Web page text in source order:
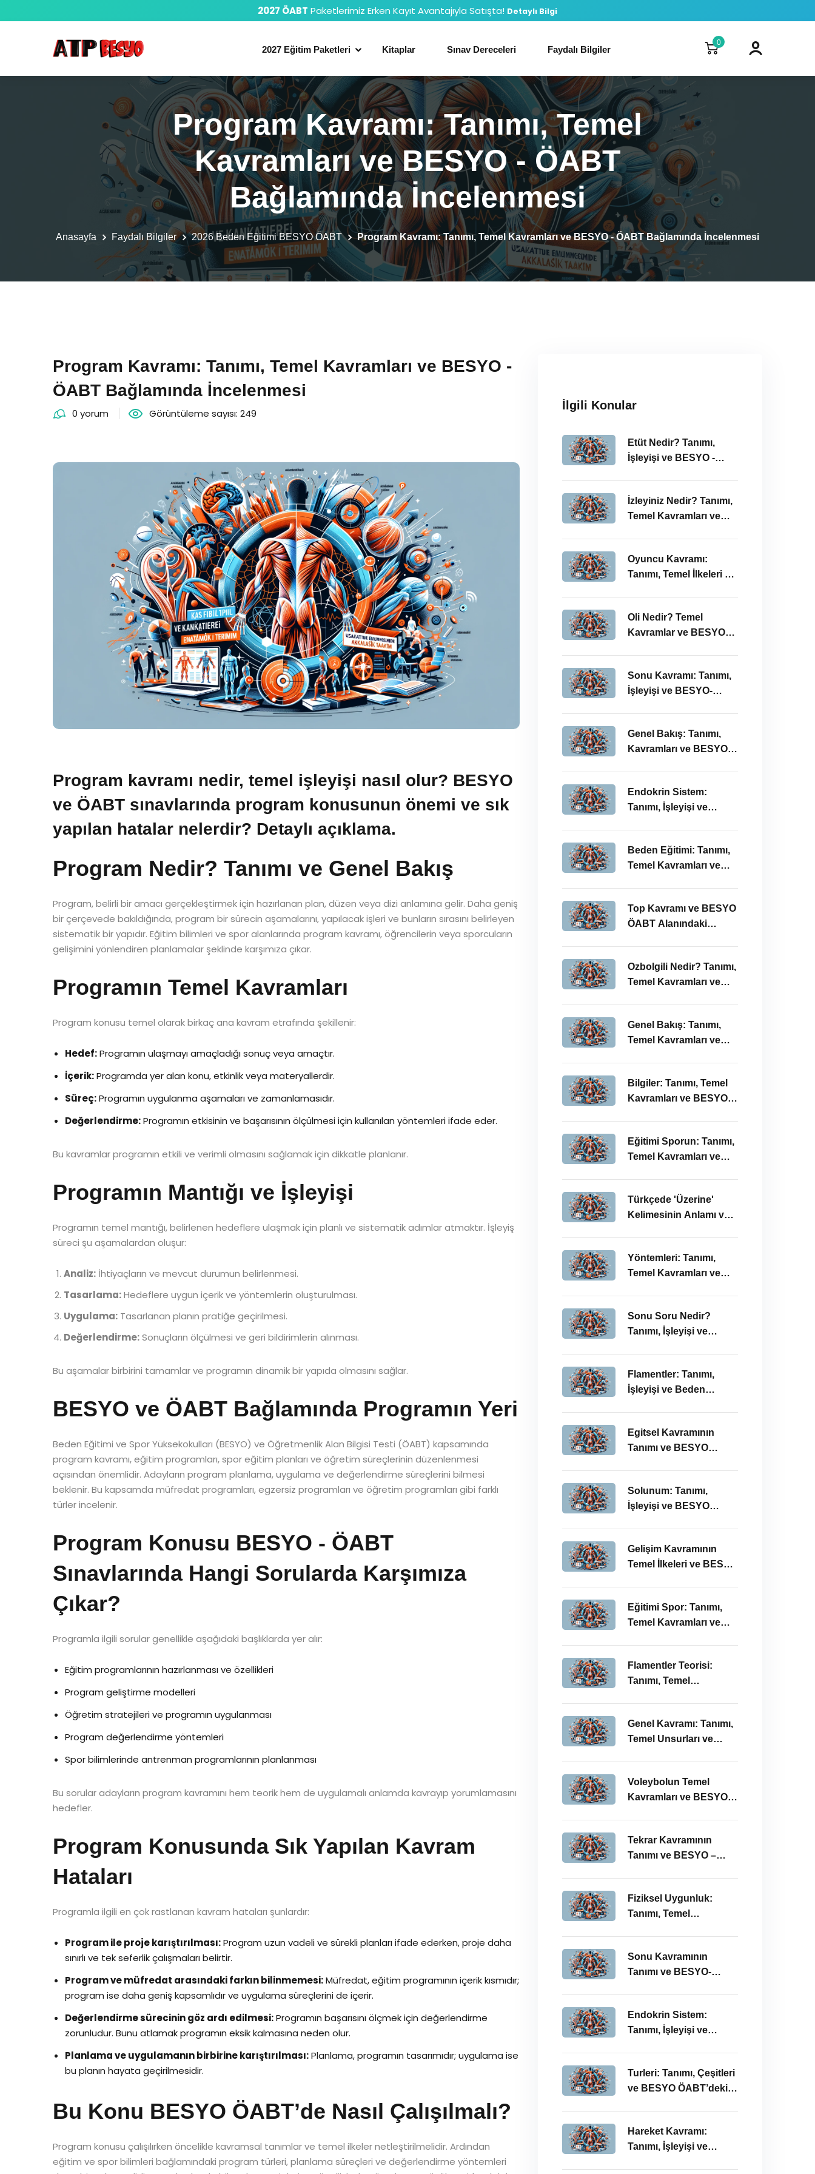
2027 ÖABT Paketlerimiz Erken Kayıt Avantajıyla Satışta! Detaylı Bilgi
2027 Eğitim Paketleri Kitaplar Sınav Dereceleri Faydalı Bilgiler
0
Program Kavramı: Tanımı, Temel
Kavramları ve BESYO - ÖABT
Bağlamında İncelenmesi
Anasayfa Faydalı Bilgiler 2026 Beden Eğitimi BESYO ÖABT Program Kavramı: Tanımı, Temel Kavramları ve BESYO - ÖABT Bağlamında İncelenmesi
Program Kavramı: Tanımı, Temel Kavramları ve BESYO -
ÖABT Bağlamında İncelenmesi
0 yorum Görüntüleme sayısı: 249
Program kavramı nedir, temel işleyişi nasıl olur? BESYO
ve ÖABT sınavlarında program konusunun önemi ve sık
yapılan hatalar nelerdir? Detaylı açıklama.
Program Nedir? Tanımı ve Genel Bakış
Program, belirli bir amacı gerçekleştirmek için hazırlanan plan, düzen veya dizi anlamına gelir. Daha geniş
bir çerçevede bakıldığında, program bir sürecin aşamalarını, yapılacak işleri ve bunların sırasını belirleyen
sistematik bir yapıdır. Eğitim bilimleri ve spor alanlarında program kavramı, öğrencilerin veya sporcuların
gelişimini yönlendiren planlamalar şeklinde karşımıza çıkar.
Programın Temel Kavramları
Program konusu temel olarak birkaç ana kavram etrafında şekillenir:
Hedef:Programın ulaşmayı amaçladığı sonuç veya amaçtır.
İçerik:Programda yer alan konu, etkinlik veya materyallerdir.
Süreç:Programın uygulanma aşamaları ve zamanlamasıdır.
Değerlendirme:Programın etkisinin ve başarısının ölçülmesi için kullanılan yöntemleri ifade eder.
Bu kavramlar programın etkili ve verimli olmasını sağlamak için dikkatle planlanır.
Programın Mantığı ve İşleyişi
Programın temel mantığı, belirlenen hedeflere ulaşmak için planlı ve sistematik adımlar atmaktır. İşleyiş
süreci şu aşamalardan oluşur:
Analiz: İhtiyaçların ve mevcut durumun belirlenmesi.
Tasarlama:Hedeflere uygun içerik ve yöntemlerin oluşturulması.
Uygulama: Tasarlanan planın pratiğe geçirilmesi.
Değerlendirme:Sonuçların ölçülmesi ve geri bildirimlerin alınması.
Bu aşamalar birbirini tamamlar ve programın dinamik bir yapıda olmasını sağlar.
BESYO ve ÖABT Bağlamında Programın Yeri
Beden Eğitimi ve Spor Yüksekokulları (BESYO) ve Öğretmenlik Alan Bilgisi Testi (ÖABT) kapsamında
program kavramı, eğitim programları, spor eğitim planları ve öğretim süreçlerinin düzenlenmesi
açısından önemlidir. Adayların program planlama, uygulama ve değerlendirme süreçlerini bilmesi
beklenir. Bu kapsamda müfredat programları, egzersiz programları ve öğretim programları gibi farklı
türler incelenir.
Program Konusu BESYO - ÖABT
Sınavlarında Hangi Sorularda Karşımıza
Çıkar?
Programla ilgili sorular genellikle aşağıdaki başlıklarda yer alır:
Eğitim programlarının hazırlanması ve özellikleri
Program geliştirme modelleri
Öğretim stratejileri ve programın uygulanması
Program değerlendirme yöntemleri
Spor bilimlerinde antrenman programlarının planlanması
Bu sorular adayların program kavramını hem teorik hem de uygulamalı anlamda kavrayıp yorumlamasını
hedefler.
Program Konusunda Sık Yapılan Kavram
Hataları
Programla ilgili en çok rastlanan kavram hataları şunlardır:
Program ile proje karıştırılması:Program uzun vadeli ve sürekli planları ifade ederken, proje daha
sınırlı ve tek seferlik çalışmaları belirtir.
Program ve müfredat arasındaki farkın bilinmemesi:Müfredat, eğitim programının içerik kısmıdır;
program ise daha geniş kapsamlıdır ve uygulama süreçlerini de içerir.
Değerlendirme sürecinin göz ardı edilmesi:Programın başarısını ölçmek için değerlendirme
zorunludur. Bunu atlamak programın eksik kalmasına neden olur.
Planlama ve uygulamanın birbirine karıştırılması:Planlama, programın tasarımıdır; uygulama ise
bu planın hayata geçirilmesidir.
Bu Konu BESYO ÖABT’de Nasıl Çalışılmalı?
Program konusu çalışılırken öncelikle kavramsal tanımlar ve temel ilkeler netleştirilmelidir. Ardından
eğitim ve spor bilimleri bağlamındaki program türleri, planlama süreçleri ve değerlendirme yöntemleri
İlgili Konular
Etüt Nedir? Tanımı,
İşleyişi ve BESYO -
İzleyiniz Nedir? Tanımı,
Temel Kavramları ve
Oyuncu Kavramı:
Tanımı, Temel İlkeleri ve
Oli Nedir? Temel
Kavramlar ve BESYO
Sonu Kavramı: Tanımı,
İşleyişi ve BESYO-
Genel Bakış: Tanımı,
Kavramları ve BESYO
Endokrin Sistem:
Tanımı, İşleyişi ve
Beden Eğitimi: Tanımı,
Temel Kavramları ve
Top Kavramı ve BESYO
ÖABT Alanındaki
Ozbolgili Nedir? Tanımı,
Temel Kavramları ve
Genel Bakış: Tanımı,
Temel Kavramları ve
Bilgiler: Tanımı, Temel
Kavramları ve BESYO
Eğitimi Sporun: Tanımı,
Temel Kavramları ve
İncelenmesi
Türkçede 'Üzerine'
Kelimesinin Anlamı ve
ÖABT İlişkisi
Yöntemleri: Tanımı,
Temel Kavramları ve
Sonu Soru Nedir?
Tanımı, İşleyişi ve
Flamentler: Tanımı,
İşleyişi ve Beden
Egitsel Kavramının
Tanımı ve BESYO
Solunum: Tanımı,
İşleyişi ve BESYO
Gelişim Kavramının
Temel İlkeleri ve BESYO
Eğitimi Spor: Tanımı,
Temel Kavramları ve
Flamentler Teorisi:
Tanımı, Temel
Önemi
Genel Kavramı: Tanımı,
Temel Unsurları ve
Voleybolun Temel
Kavramları ve BESYO
Tekrar Kavramının
Tanımı ve BESYO –
Fiziksel Uygunluk:
Tanımı, Temel
Önemi
Sonu Kavramının
Tanımı ve BESYO-
Endokrin Sistem:
Tanımı, İşleyişi ve
Turleri: Tanımı, Çeşitleri
ve BESYO ÖABT’deki
Hareket Kavramı:
Tanımı, İşleyişi ve